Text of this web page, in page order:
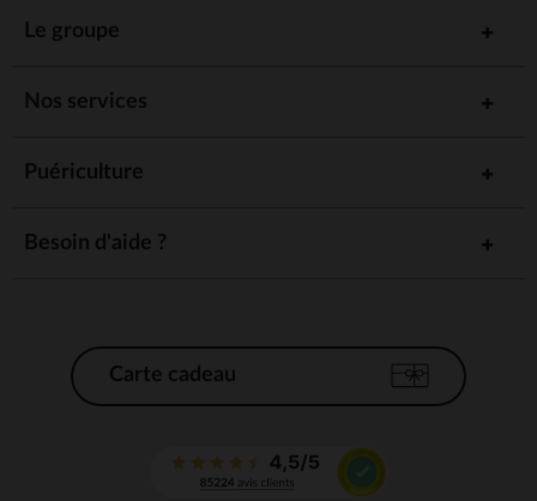
Le groupe
Nos services
Puériculture
Besoin d'aide ?
Carte cadeau